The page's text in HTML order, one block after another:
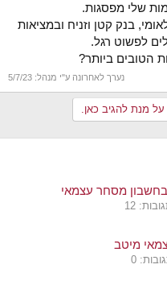
שלי מפסגות.
בנק קטן וזניח ובמציאות
לפשוט רגל.
הטובים ביותר?
נערך לאחרונה ע"י מנהל: 5/7/23
מנת להגיב כאן.
מסחר עצמאי
12
מיטב
0